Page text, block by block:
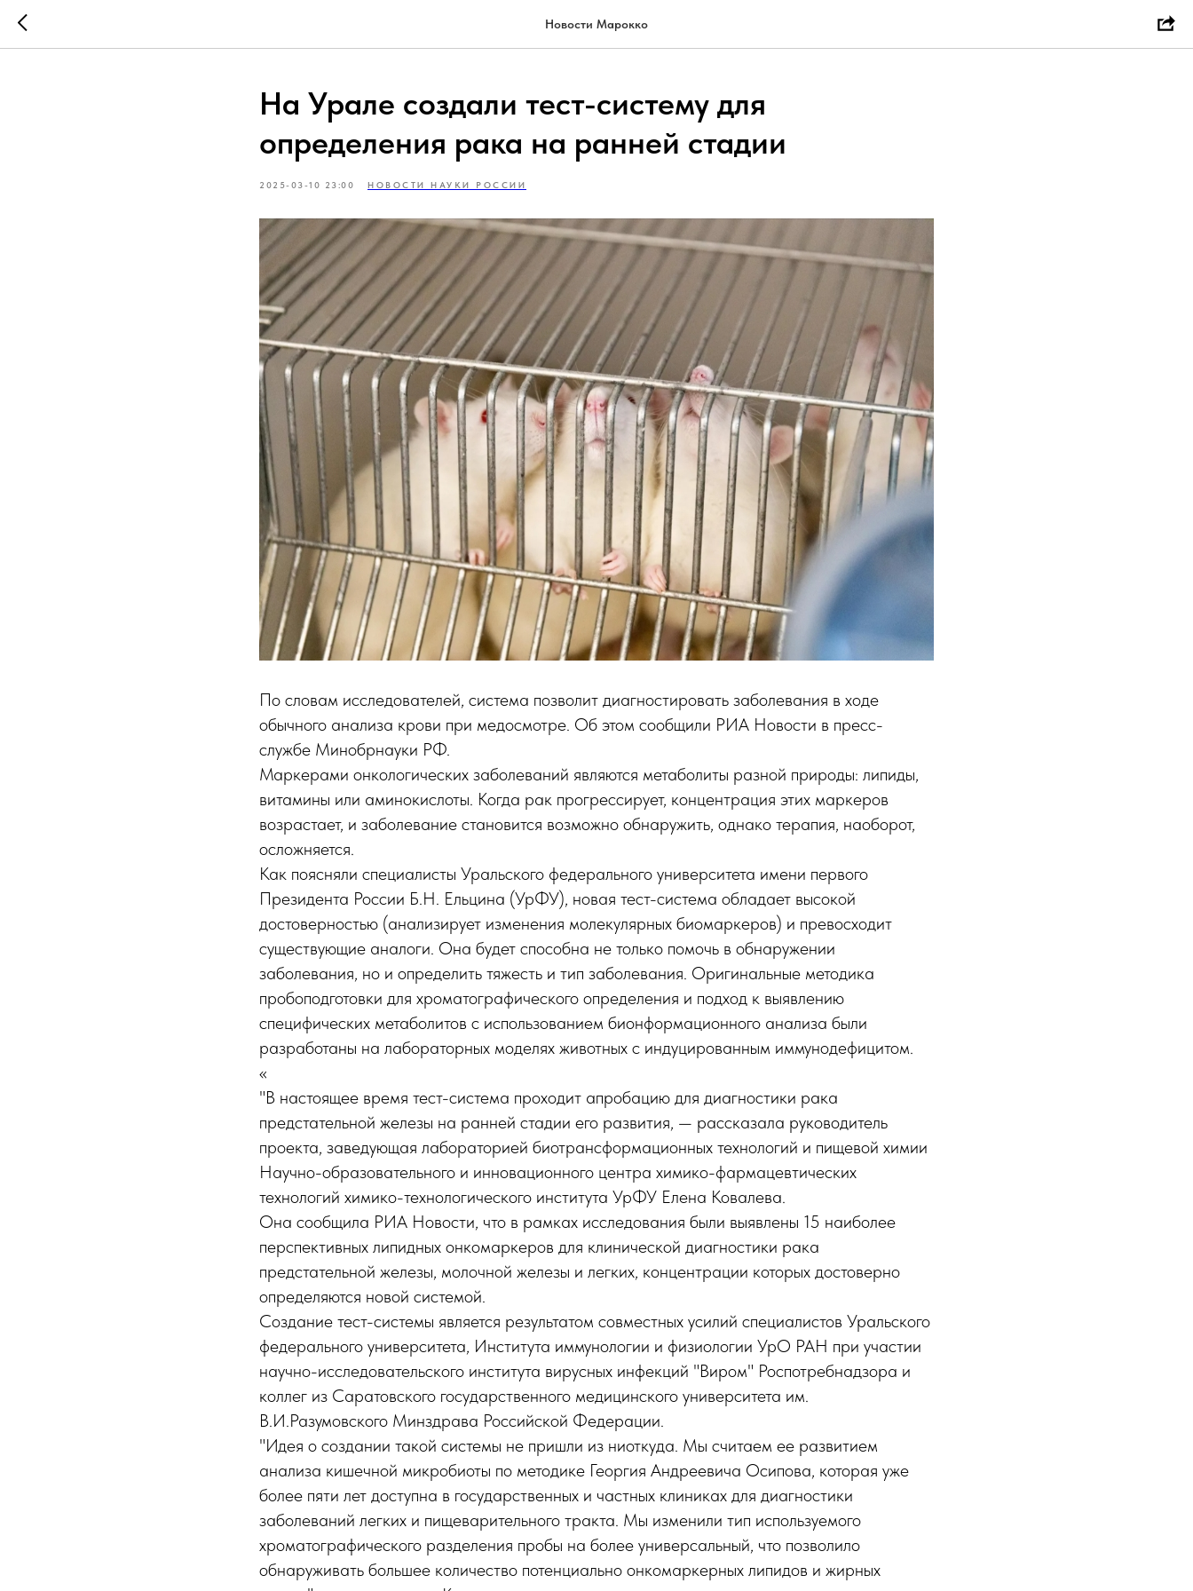
Новости Марокко
На Урале создали тест-систему для
определения рака на ранней стадии
2025-03-10 23:00 НОВОСТИ НАУКИ РОССИИ
По словам исследователей, система позволит диагностировать заболевания в ходе
обычного анализа крови при медосмотре. Об этом сообщили РИА Новости в пресс-
службе Минобрнауки РФ.
Маркерами онкологических заболеваний являются метаболиты разной природы: липиды,
витамины или аминокислоты. Когда рак прогрессирует, концентрация этих маркеров
возрастает, и заболевание становится возможно обнаружить, однако терапия, наоборот,
осложняется.
Как поясняли специалисты Уральского федерального университета имени первого
Президента России Б.Н. Ельцина (УрФУ), новая тест-система обладает высокой
достоверностью (анализирует изменения молекулярных биомаркеров) и превосходит
существующие аналоги. Она будет способна не только помочь в обнаружении
заболевания, но и определить тяжесть и тип заболевания. Оригинальные методика
пробоподготовки для хроматографического определения и подход к выявлению
специфических метаболитов с использованием бионформационного анализа были
разработаны на лабораторных моделях животных с индуцированным иммунодефицитом.
«
"В настоящее время тест-система проходит апробацию для диагностики рака
предстательной железы на ранней стадии его развития, — рассказала руководитель
проекта, заведующая лабораторией биотрансформационных технологий и пищевой химии
Научно-образовательного и инновационного центра химико-фармацевтических
технологий химико-технологического института УрФУ Елена Ковалева.
Она сообщила РИА Новости, что в рамках исследования были выявлены 15 наиболее
перспективных липидных онкомаркеров для клинической диагностики рака
предстательной железы, молочной железы и легких, концентрации которых достоверно
определяются новой системой.
Создание тест-системы является результатом совместных усилий специалистов Уральского
федерального университета, Института иммунологии и физиологии УрО РАН при участии
научно-исследовательского института вирусных инфекций "Виром" Роспотребнадзора и
коллег из Саратовского государственного медицинского университета им.
В.И.Разумовского Минздрава Российской Федерации.
"Идея о создании такой системы не пришли из ниоткуда. Мы считаем ее развитием
анализа кишечной микробиоты по методике Георгия Андреевича Осипова, которая уже
более пяти лет доступна в государственных и частных клиниках для диагностики
заболеваний легких и пищеварительного тракта. Мы изменили тип используемого
хроматографического разделения пробы на более универсальный, что позволило
обнаруживать большее количество потенциально онкомаркерных липидов и жирных